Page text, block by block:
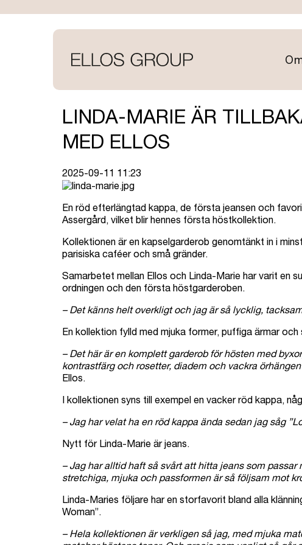
huvudinnehåll
LINDA-MARIE ÄR
MED ELLOS
2025-09-11 11:23
En röd efterlängtad kappa, de första jeansen och
Assergård, vilket blir hennes första höstkollektion.
Kollektionen är en kapselgarderob genomtänkt in i
parisiska caféer och små gränder.
Samarbetet mellan Ellos och Linda-Marie har varit en
ordningen och den första höstgarderoben.
– Det känns helt overkligt och jag är så lycklig,
En kollektion fylld med mjuka former, puffiga ärmar och
– Det här är en komplett garderob för hösten med
kontrastfärg och rosetter, diadem och vackra
Ellos.
I kollektionen syns till exempel en vacker röd kappa,
– Jag har velat ha en röd kappa ända sedan jag såg
Nytt för Linda-Marie är jeans.
– Jag har alltid haft så svårt att hitta jeans som
stretchiga, mjuka och passformen är så följsam mot
Linda-Maries följare har en storfavorit bland alla
Woman”.
– Hela kollektionen är verkligen så jag, med mjuka